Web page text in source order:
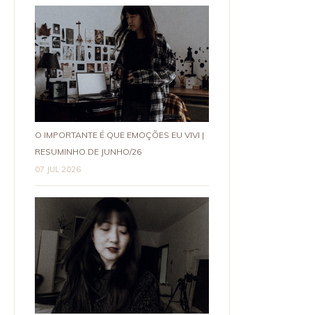
O IMPORTANTE É QUE EMOÇÕES EU VIVI |
RESUMINHO DE JUNHO/26
07 JUL 2026